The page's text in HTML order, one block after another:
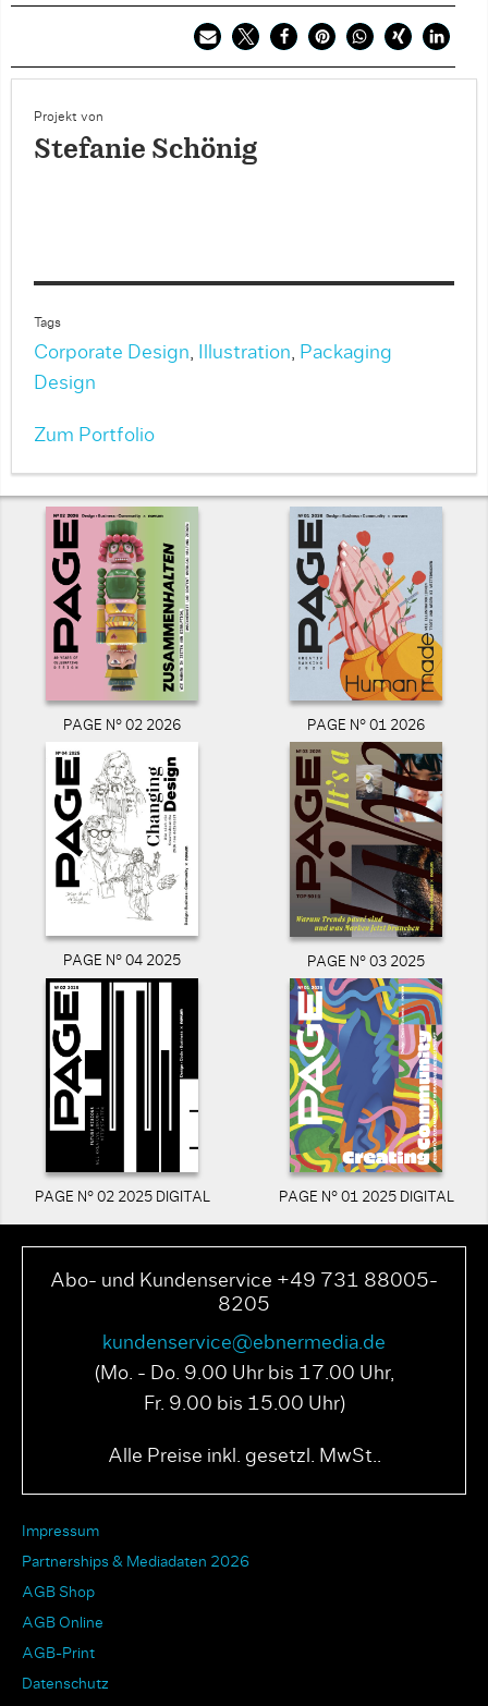
Projekt von
Stefanie Schönig
Tags
Corporate Design, Illustration, Packaging
Design
Zum Portfolio
PAGE N° 02 2026 PAGE N° 01 2026
PAGE N° 04 2025 PAGE N° 03 2025
PAGE N° 02 2025 DIGITAL PAGE N° 01 2025 DIGITAL
Abo- und Kundenservice +49 731 88005-
8205
kundenservice@ebnermedia.de
(Mo. - Do. 9.00 Uhr bis 17.00 Uhr,
Fr. 9.00 bis 15.00 Uhr)
Alle Preise inkl. gesetzl. MwSt..
Impressum
Partnerships & Mediadaten 2026
AGB Shop
AGB Online
AGB-Print
Datenschutz